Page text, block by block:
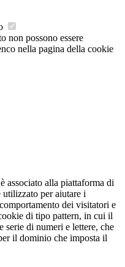
non possono essere
nella pagina della cookie
associato alla piattaforma di
per aiutare i
dei visitatori e
di tipo pattern, in cui il
serie di numeri e lettere, che
il dominio che imposta il